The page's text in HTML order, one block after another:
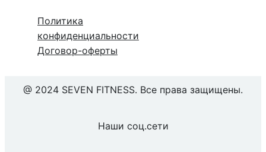
Политика
конфиденциальности
Договор-оферты
@ 2024 SEVEN FITNESS. Все права защищены.
Наши соц.сети